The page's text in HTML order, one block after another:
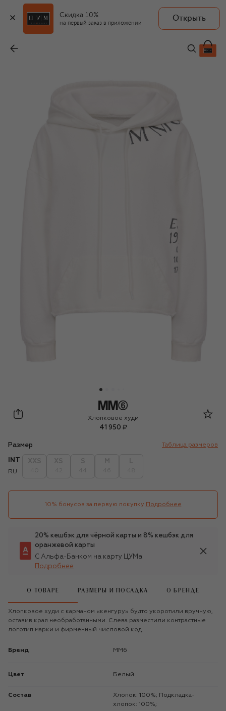
Скидка 10%
на первый заказ в приложении
Открыть
41 950 ₽
MM6
Хлопковое худи
41 950 ₽
Размер Таблица размеров
INT
RU
10% бонусов за первую покупку Подробнее
20% кешбэк для чёрной карты и 8% кешбэк для
оранжевой карты
С Альфа-Банком на карту ЦУМа
Подробнее
О ТОВАРЕ РАЗМЕРЫ И ПОСАДКА О БРЕНДЕ
Хлопковое худи с карманом «кенгуру» будто укоротили вручную,
оставив края необработанными. Слева разместили контрастные
логотип марки и фирменный числовой код.
Бренд MM6
Цвет Белый
Состав
Хлопок: 100%; Подкладка-
хлопок: 100%;